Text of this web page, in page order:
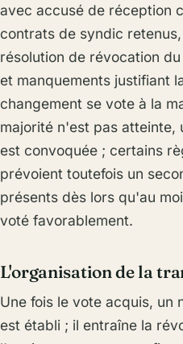
avec accusé de réception
contrats de syndic
résolution de révocation
et manquements justifiant
changement se vote à la
majorité n'est pas atteinte,
est convoquée ; certains
prévoient toutefois un
présents dès lors qu'au
voté favorablement.
L'organisation de la
Une fois le vote acquis, un
est établi ; il entraîne la